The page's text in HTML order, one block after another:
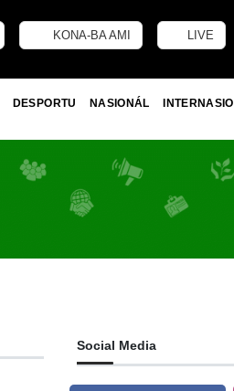
KONA-BA AMI LIVE
DESPORTU NASIONÁL
Social Media